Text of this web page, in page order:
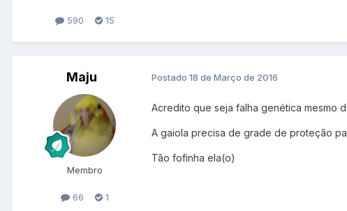
590 15
Maju
Membro
66 1
Postado 18 de Março de 2016
Acredito que seja falha genética mesmo
A gaiola precisa de grade de proteção
Tão fofinha ela(o)